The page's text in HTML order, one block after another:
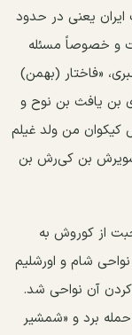
ایران یعنی در حدود
و خصوصاً مسئله
«فاختار (بهمن)
بن یافث‌ بن نوح و
من ولد غیلم
بن کی‌رش ‌بن
از کوروش به
شام و اورشلیم
کردن آن نواحی شد.
حمله برد و «شمشیر